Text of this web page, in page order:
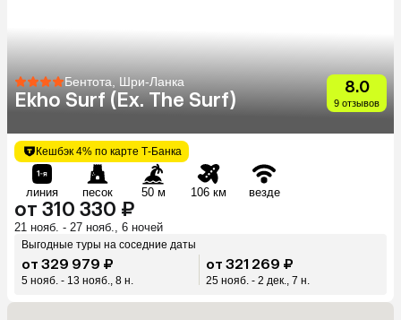
Бентота, Шри-Ланка
Ekho Surf (Ex. The Surf)
8.0
9 отзывов
Кешбэк 4% по карте Т-Банка
линия песок 50 м 106 км везде
от 310 330 ₽
21 нояб. - 27 нояб., 6 ночей
Выгодные туры на соседние даты
от 329 979 ₽
5 нояб. - 13 нояб., 8 н.
от 321 269 ₽
25 нояб. - 2 дек., 7 н.